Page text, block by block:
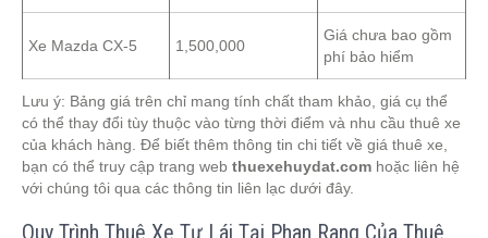
Xe Mazda CX-5 1,500,000
Giá chưa bao gồm
phí bảo hiểm
Lưu ý: Bảng giá trên chỉ mang tính chất tham khảo, giá cụ thể
có thể thay đổi tùy thuộc vào từng thời điểm và nhu cầu thuê xe
của khách hàng. Để biết thêm thông tin chi tiết về giá thuê xe,
bạn có thể truy cập trang web thuexehuydat.com hoặc liên hệ
với chúng tôi qua các thông tin liên lạc dưới đây.
Quy Trình Thuê Xe Tự Lái Tại Phan Rang Của Thuê